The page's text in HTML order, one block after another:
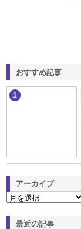
おすすめ記事
1
アーカイブ
最近の記事